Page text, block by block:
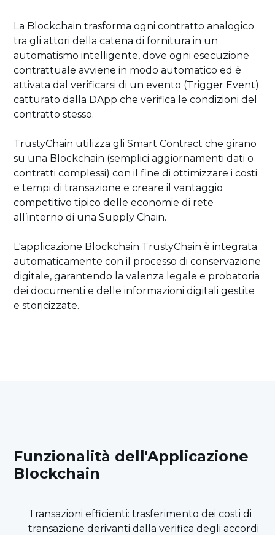
La Blockchain trasforma ogni contratto analogico
tra gli attori della catena di fornitura in un
automatismo intelligente, dove ogni esecuzione
contrattuale avviene in modo automatico ed è
attivata dal verificarsi di un evento (Trigger Event)
catturato dalla DApp che verifica le condizioni del
contratto stesso.
TrustyChain utilizza gli Smart Contract che girano
su una Blockchain (semplici aggiornamenti dati o
contratti complessi) con il fine di ottimizzare i costi
e tempi di transazione e creare il vantaggio
competitivo tipico delle economie di rete
all’interno di una Supply Chain.
L'applicazione Blockchain TrustyChain è integrata
automaticamente con il processo di conservazione
digitale, garantendo la valenza legale e probatoria
dei documenti e delle informazioni digitali gestite
e storicizzate.
Funzionalità dell'Applicazione
Blockchain
Transazioni efficienti: trasferimento dei costi di
transazione derivanti dalla verifica degli accordi